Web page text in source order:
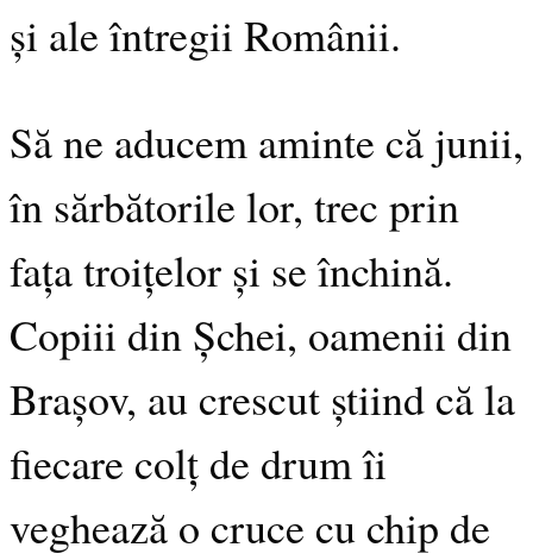
și ale întregii Românii.
Să ne aducem aminte că junii,
în sărbătorile lor, trec prin
fața troițelor și se închină.
Copiii din Șchei, oamenii din
Brașov, au crescut știind că la
fiecare colț de drum îi
veghează o cruce cu chip de